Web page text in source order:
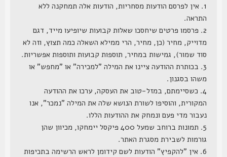
1. אין לפרסם הודעות מסחריות, הודעות אלה תמחקנה ללא
התראה.
2. פרסמו פרטים שיחסכו שאלות קבועות שיופיעו מייד, דגם
מדוייק, מחיר (כן, מחיר, הרי ממילא השאלה כמה תצוץ, וזה לא
סוד שמור), גמישות במחיר, תוספות קבועות ותוספות אפשריות.
3. בכותרת ההודעה ציינו את המילה "למכירה" או "מחפש" או
משהו בסגנון.
4. כשסיימתם, במזל-טוב את העסקה, ערכו את ההודעה
המקורית, והוסיפו לשורת הנושא שלה את המילה "נמכר", אנו
נעבור מדי פעם ונמחק את ההודעות הללו.
5. תמונות ברוחב שמעל 400 פיקסל יימחקו, מכיוון שהן
גורמות לשבירת מסגרת האתר.
6. אין "להקפיץ" הודעות לשם קידומן לראש הרשימה בתכיפות